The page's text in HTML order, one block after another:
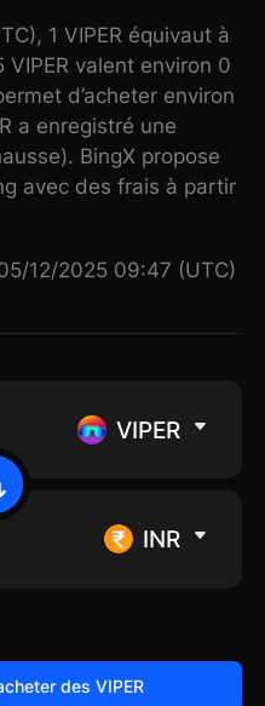
1 VIPER équivaut à
valent environ 0
d’acheter environ
a enregistré une
BingX propose
avec des frais à partir
12/2025 09:47 (UTC)
VIPER
INR
des VIPER